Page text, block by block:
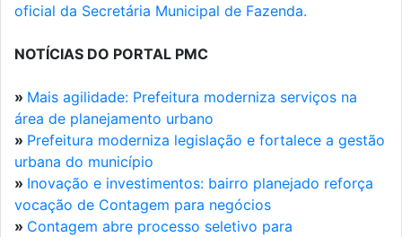
oficial da Secretária Municipal de Fazenda.
NOTÍCIAS DO PORTAL PMC
» Mais agilidade: Prefeitura moderniza serviços na
área de planejamento urbano
» Prefeitura moderniza legislação e fortalece a gestão
urbana do município
» Inovação e investimentos: bairro planejado reforça
vocação de Contagem para negócios
» Contagem abre processo seletivo para